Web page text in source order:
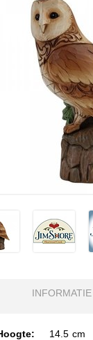
INFORMATIE
14.5 cm